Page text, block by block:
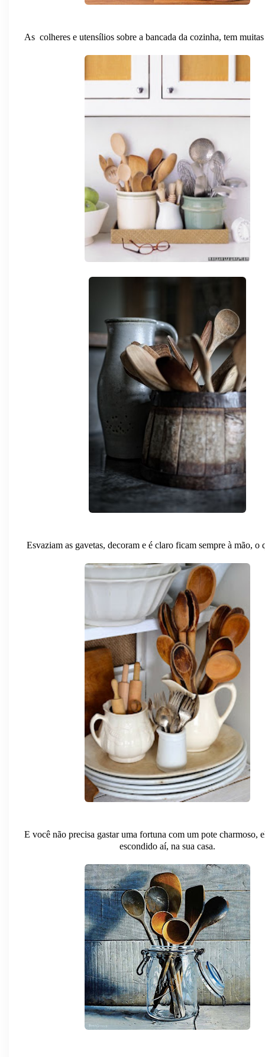
As colheres e utensílios sobre a bancada da cozinha, tem
Esvaziam as gavetas, decoram e é claro ficam sempre à mão, o
E você não precisa gastar uma fortuna com um pote charmoso,
escondido aí, na sua casa.